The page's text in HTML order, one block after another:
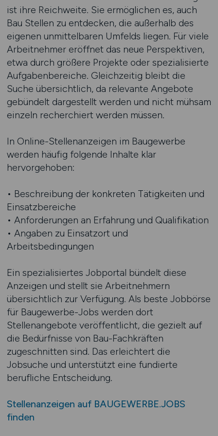
ist ihre Reichweite. Sie ermöglichen es, auch
Bau Stellen zu entdecken, die außerhalb des
eigenen unmittelbaren Umfelds liegen. Für viele
Arbeitnehmer eröffnet das neue Perspektiven,
etwa durch größere Projekte oder spezialisierte
Aufgabenbereiche. Gleichzeitig bleibt die
Suche übersichtlich, da relevante Angebote
gebündelt dargestellt werden und nicht mühsam
einzeln recherchiert werden müssen.
In Online-Stellenanzeigen im Baugewerbe
werden häufig folgende Inhalte klar
hervorgehoben:
• Beschreibung der konkreten Tätigkeiten und
Einsatzbereiche
• Anforderungen an Erfahrung und Qualifikation
• Angaben zu Einsatzort und
Arbeitsbedingungen
Ein spezialisiertes Jobportal bündelt diese
Anzeigen und stellt sie Arbeitnehmern
übersichtlich zur Verfügung. Als beste Jobbörse
für Baugewerbe-Jobs werden dort
Stellenangebote veröffentlicht, die gezielt auf
die Bedürfnisse von Bau-Fachkräften
zugeschnitten sind. Das erleichtert die
Jobsuche und unterstützt eine fundierte
berufliche Entscheidung.
Stellenanzeigen auf BAUGEWERBE.JOBS
finden